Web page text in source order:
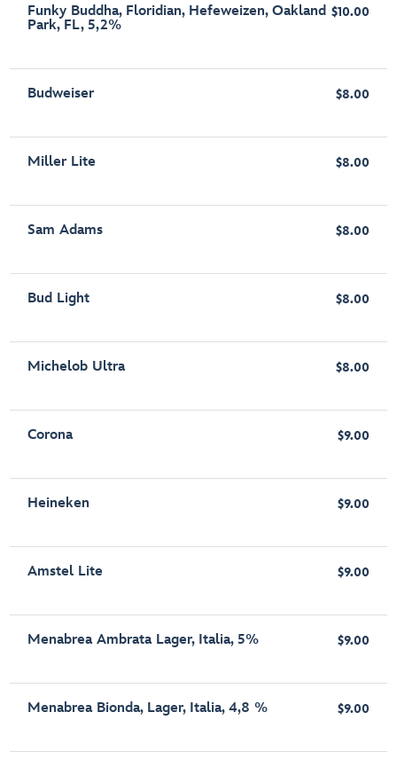
Funky Buddha, Floridian, Hefeweizen, Oakland
Park, FL, 5,2%
$10.00
Budweiser $8.00
Miller Lite $8.00
Sam Adams $8.00
Bud Light $8.00
Michelob Ultra $8.00
Corona $9.00
Heineken $9.00
Amstel Lite $9.00
Menabrea Ambrata Lager, Italia, 5% $9.00
Menabrea Bionda, Lager, Italia, 4,8 % $9.00